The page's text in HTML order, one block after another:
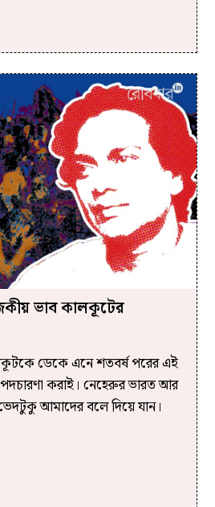
ভাব কালকূটের
ডেকে এনে শতবর্ষ পরের এই
করাই। নেহেরুর ভারত আর
আমাদের বলে দিয়ে যান।